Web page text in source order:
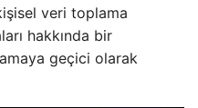
veri toplama
hakkında bir
geçici olarak